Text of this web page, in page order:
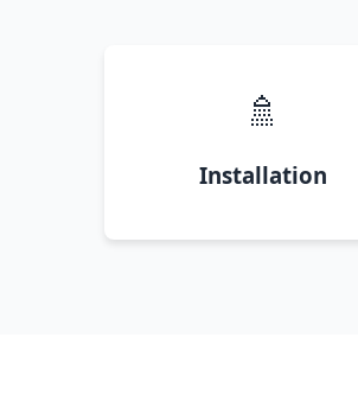
🚿
Installation